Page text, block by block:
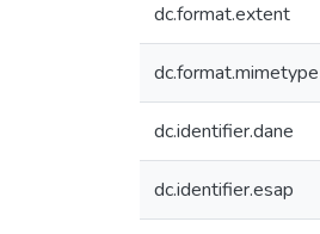
dc.format.extent
dc.format.mimetype
dc.identifier.dane
dc.identifier.esap